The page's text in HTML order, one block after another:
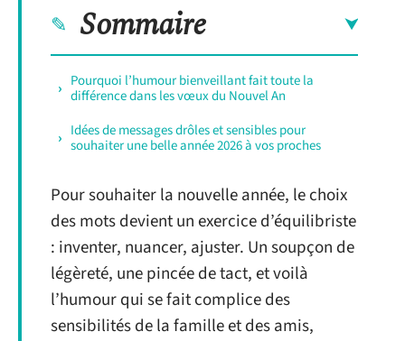
Sommaire
Pourquoi l’humour bienveillant fait toute la
différence dans les vœux du Nouvel An
Idées de messages drôles et sensibles pour
souhaiter une belle année 2026 à vos proches
Pour souhaiter la nouvelle année, le choix
des mots devient un exercice d’équilibriste
: inventer, nuancer, ajuster. Un soupçon de
légèreté, une pincée de tact, et voilà
l’humour qui se fait complice des
sensibilités de la famille et des amis,